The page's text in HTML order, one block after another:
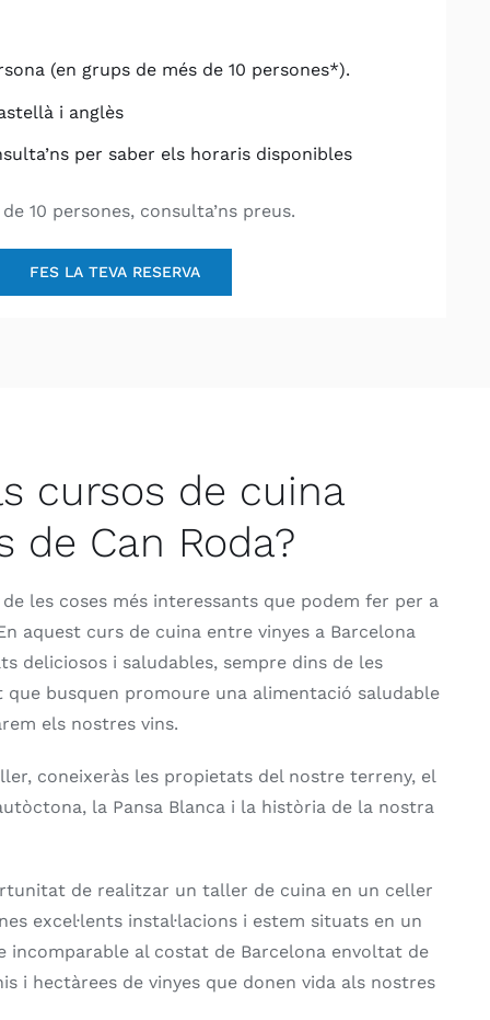
(en grups de més de 10 persones*).
i anglès
per saber els horaris disponibles
10 persones, consulta’ns preus.
FES LA TEVA RESERVA
cursos de cuina
de Can Roda?
les coses més interessants que podem fer per a
aquest curs de cuina entre vinyes a Barcelona
deliciosos i saludables, sempre dins de les
que busquen promoure una alimentació saludable
els nostres vins.
coneixeràs les propietats del nostre terreny, el
la Pansa Blanca i la història de la nostra
de realitzar un taller de cuina en un celler
excel·lents instal·lacions i estem situats en un
incomparable al costat de Barcelona envoltat de
i hectàrees de vinyes que donen vida als nostres